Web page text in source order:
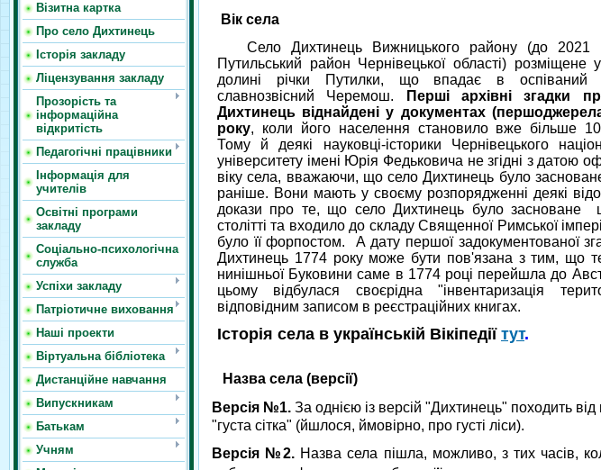
Візитна картка
Про село Дихтинець
Історія закладу
Ліцензування закладу
Прозорість та
інформаційна
відкритість
Педагогічні працівники
Інформація для
учителів
Освітні програми
закладу
Соціально-психологічна
служба
Успіхи закладу
Патріотичне виховання
Наші проекти
Віртуальна бібліотека
Дистанційне навчання
Випускникам
Батькам
Учням
Вік села
Село Дихтинець Вижницького району (до 2021
Путильський район Чернівецької області) розміщене у
долині річки Путилки, що впадає в оспіваний
славнозвісний Черемош.
Перші архівні згадки
Дихтинець віднайдені у документах
року, коли його населення становило вже більше
Тому й деякі науковці-історики Чернівецького
університету імені Юрія Федьковича не згідні з датою
віку села, вважаючи, що село Дихтинець було
раніше. Вони мають у своєму розпорядженні деякі
докази про те, що село Дихтинець було засноване
столітті та входило до складу Священної Римської
було її форпостом. А дату першої задокументованої
Дихтинець 1774 року може бути пов'язана з тим, що
нинішньої Буковини саме в 1774 році перейшла до
цьому відбулася своєрідна "інвентаризація
відповідним записом в реєстраційних книгах.
Історія села в українській Вікіпедії тут.
Назва села (версії)
Версія №1. За однією із версій "Дихтинець" походить
"густа сітка" (йшлося, ймовірно, про густі ліси).
Версія №2. Назва села пішла, можливо, з тих часів,